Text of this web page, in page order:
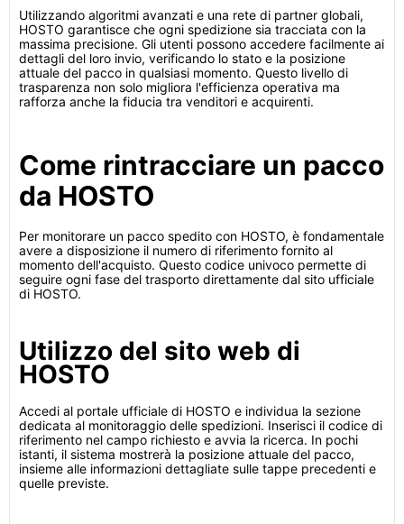
Utilizzando algoritmi avanzati e una rete di partner globali,
HOSTO garantisce che ogni spedizione sia tracciata con la
massima precisione. Gli utenti possono accedere facilmente ai
dettagli del loro invio, verificando lo stato e la posizione
attuale del pacco in qualsiasi momento. Questo livello di
trasparenza non solo migliora l'efficienza operativa ma
rafforza anche la fiducia tra venditori e acquirenti.
Come rintracciare un pacco
da HOSTO
Per monitorare un pacco spedito con HOSTO, è fondamentale
avere a disposizione il numero di riferimento fornito al
momento dell'acquisto. Questo codice univoco permette di
seguire ogni fase del trasporto direttamente dal sito ufficiale
di HOSTO.
Utilizzo del sito web di
HOSTO
Accedi al portale ufficiale di HOSTO e individua la sezione
dedicata al monitoraggio delle spedizioni. Inserisci il codice di
riferimento nel campo richiesto e avvia la ricerca. In pochi
istanti, il sistema mostrerà la posizione attuale del pacco,
insieme alle informazioni dettagliate sulle tappe precedenti e
quelle previste.